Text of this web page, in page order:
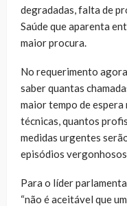
degradadas, falta de
Saúde que aparenta
maior procura.
No requerimento
saber quantas
maior tempo de
técnicas, quantos
medidas urgentes
episódios
Para o líder
“não é aceitável que